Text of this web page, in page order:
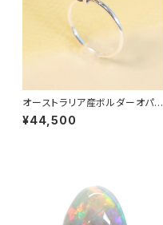
オーストラリア産ボルダーオパー
ル・爪留めリング《shore》
¥44,500